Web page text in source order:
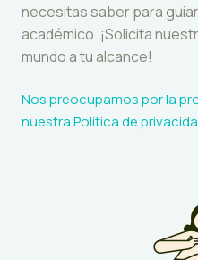
necesitas saber para
académico. ¡Solicita
mundo a tu alcance!
Nos preocupamos por la
nuestraPolítica de